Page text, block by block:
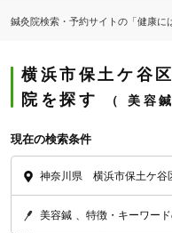
鍼灸院検索・予約サイトの「健康に
横浜市保土ケ谷
院を探す
美容
現在の検索条件
神奈川県 横浜市保土ケ谷
美容鍼 特徴・キーワー
「健康にはりを